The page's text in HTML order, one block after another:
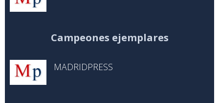
Campeones ejemplares
MADRIDPRESS